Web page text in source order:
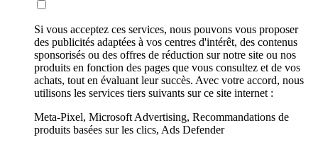
Si vous acceptez ces services, nous pouvons vous proposer
des publicités adaptées à vos centres d'intérêt, des contenus
sponsorisés ou des offres de réduction sur notre site ou nos
produits en fonction des pages que vous consultez et de vos
achats, tout en évaluant leur succès. Avec votre accord, nous
utilisons les services tiers suivants sur ce site internet :
Meta-Pixel, Microsoft Advertising, Recommandations de
produits basées sur les clics, Ads Defender